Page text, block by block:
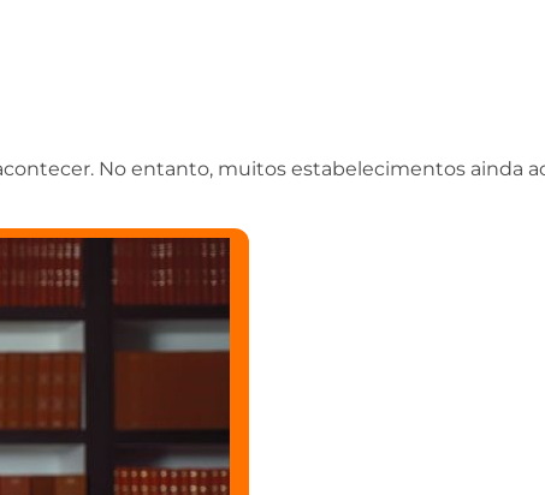
No entanto, muitos estabelecimentos ainda